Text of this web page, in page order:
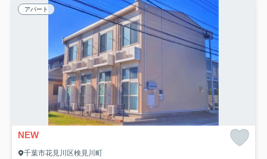
アパート
NEW
千葉市花見川区検見川町